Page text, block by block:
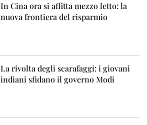
In Cina ora si affitta mezzo letto: la
nuova frontiera del risparmio
La rivolta degli scarafaggi: i giovani
indiani sfidano il governo Modi